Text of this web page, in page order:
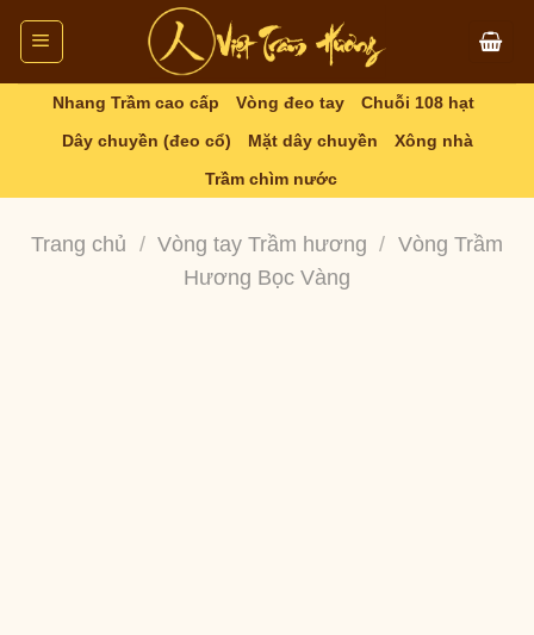
Skip
content
Nhang Trầm cao cấp Vòng đeo tay
Chuỗi 108 hạt
Dây chuyền (đeo cổ)
Mặt dây chuyền
Xông nhà
Trầm chìm nước
Trang chủ / Vòng tay Trầm hương / Vòng Trầm
Hương Bọc Vàng